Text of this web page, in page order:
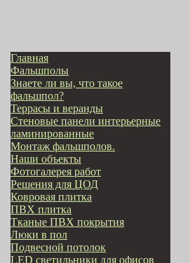
Главная
Фальшполы
Знаете ли вы, что такое
фальшпол?
Террасы и веранды
Стеновые панели интерьерные
ламинированные
Монтаж фальшполов.
Наши объекты
Фотогалерея работ
Решения для ЦОД
Ковровая плитка
ПВХ плитка
Тканые ПВХ покрытия
Люки в пол
Подвесной потолок
LED светильники для офисов